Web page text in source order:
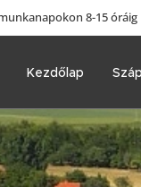
8-15 óráig
Kezdőlap